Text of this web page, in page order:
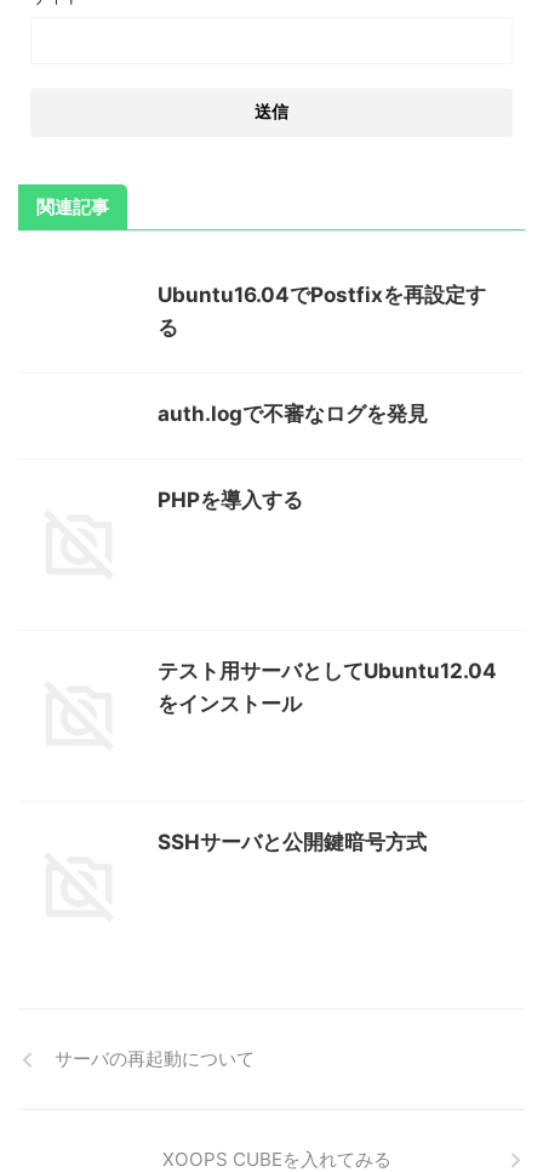
関連記事
Ubuntu16.04でPostfixを再設定す
る
auth.logで不審なログを発見
PHPを導入する
テスト用サーバとしてUbuntu12.04
をインストール
SSHサーバと公開鍵暗号方式
サーバの再起動について
XOOPS CUBEを入れてみる